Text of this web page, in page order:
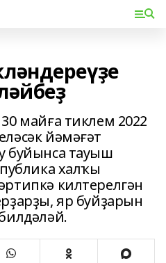
майға тиклем 2022
йәмәғәт
буйынса тауыш
халҡы
килтерелгән
яр буйҙарын